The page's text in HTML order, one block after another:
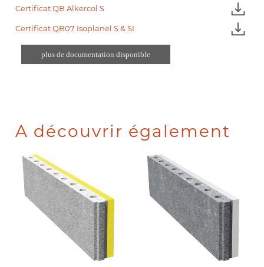
Certificat QB Alkercol S
Certificat QB07 Isoplanel S & SI
plus de documentation disponible
A découvrir également